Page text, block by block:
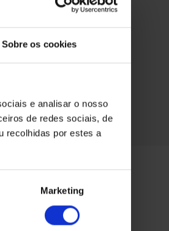
Sobre os cookies
e analisar o nosso
de redes sociais, de
recolhidas por estes a
Marketing